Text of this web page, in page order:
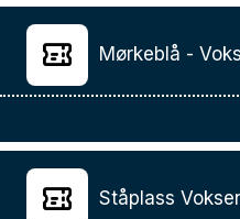
Mørkeblå -
Ståplass